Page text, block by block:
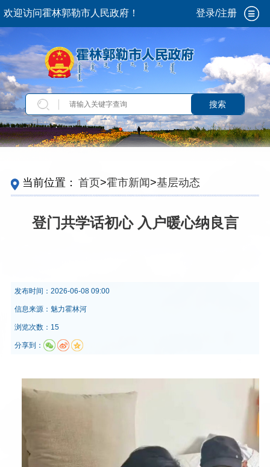
欢迎访问霍林郭勒市人民政府！ 登录/注册
搜索
当前位置： 首页>霍市新闻>基层动态
登门共学话初心 入户暖心纳良言
发布时间： 2026-06-08 09:00
信息来源： 魅力霍林河
浏览次数：15
分享到：